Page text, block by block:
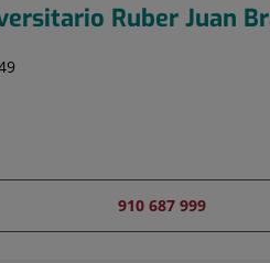
Ruber Juan
910 687 999